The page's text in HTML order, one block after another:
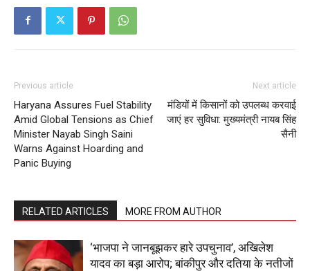
About
Contact us
Subscription Plans
My account
Previous article
Haryana Assures Fuel Stability
Amid Global Tensions as Chief
Minister Nayab Singh Saini
Warns Against Hoarding and
Panic Buying
Next article
मंडियों में किसानों को उपलब्ध करवाई
जाएं हर सुविधा: मुख्यमंत्री नायब सिंह
सैनी
RELATED ARTICLES MORE FROM AUTHOR
‘भाजपा ने जानबूझकर हारे उपचुनाव’, अखिलेश
यादव का बड़ा आरोप; बांकीपुर और दतिया के नतीजों